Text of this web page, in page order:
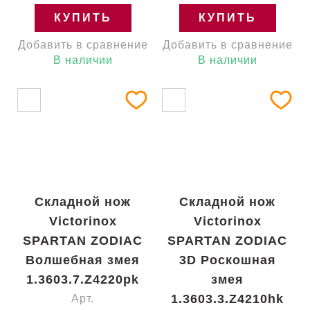
КУПИТЬ
Добавить в сравнение
В наличии
КУПИТЬ
Добавить в сравнение
В наличии
Складной нож
Victorinox
SPARTAN ZODIAC
Волшебная змея
1.3603.7.Z4220pk
Арт.
Складной нож
Victorinox
SPARTAN ZODIAC
3D Роскошная
змея
1.3603.3.Z4210hk